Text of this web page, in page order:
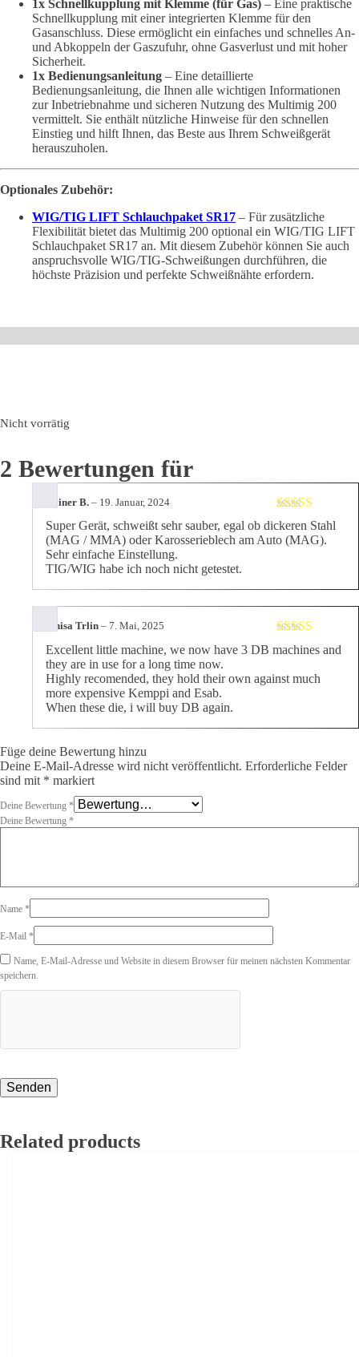
1x Schnellkupplung mit Klemme (für Gas) – Eine praktische
Schnellkupplung mit einer integrierten Klemme für den
Gasanschluss. Diese ermöglicht ein einfaches und schnelles An-
und Abkoppeln der Gaszufuhr, ohne Gasverlust und mit hoher
Sicherheit.
1x Bedienungsanleitung – Eine detaillierte
Bedienungsanleitung, die Ihnen alle wichtigen Informationen
zur Inbetriebnahme und sicheren Nutzung des Multimig 200
vermittelt. Sie enthält nützliche Hinweise für den schnellen
Einstieg und hilft Ihnen, das Beste aus Ihrem Schweißgerät
herauszuholen.
Optionales Zubehör:
WIG/TIG LIFT Schlauchpaket SR17 – Für zusätzliche
Flexibilität bietet das Multimig 200 optional ein WIG/TIG LIFT
Schlauchpaket SR17 an. Mit diesem Zubehör können Sie auch
anspruchsvolle WIG/TIG-Schweißungen durchführen, die
höchste Präzision und perfekte Schweißnähte erfordern.
Nicht vorrätig
2 Bewertungen für
Bewertet mit
5von 5
Rainer B. – 19. Januar, 2024
Super Gerät, schweißt sehr sauber, egal ob dickeren Stahl
(MAG / MMA) oder Karosserieblech am Auto (MAG).
Sehr einfache Einstellung.
TIG/WIG habe ich noch nicht getestet.
Bewertet mit
5von 5
Sinisa Trlin – 7. Mai, 2025
Excellent little machine, we now have 3 DB machines and
they are in use for a long time now.
Highly recomended, they hold their own against much
more expensive Kemppi and Esab.
When these die, i will buy DB again.
Füge deine Bewertung hinzu
Deine E-Mail-Adresse wird nicht veröffentlicht. Erforderliche Felder
sind mit * markiert
Deine Bewertung *
Deine Bewertung *
Name *
E-Mail *
Name, E-Mail-Adresse und Website in diesem Browser für meinen nächsten Kommentar
speichern.
Related products